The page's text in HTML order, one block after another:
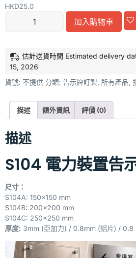
HKD25.0
加入購物車
估計送貨時間 Estimated delivery
15, 2026
貨號: 不提供 分類: 告示牌訂製 所有產品
描述 額外資訊 評價 (0)
描述
S104 電力裝置告
尺寸：
S104A: 150×150 mm
S104B: 200×200 mm
S104C: 250×250 mm
厚度: 3mm (亞加力) / 0.8mm (鋁片) / 0.8